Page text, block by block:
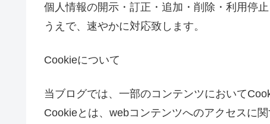
個人情報の開示・訂正・追加・削除・利用停
うえで、速やかに対応致します。
Cookieについて
当ブログでは、一部のコンテンツにおいて
Cookieとは、webコンテンツへのアクセスに